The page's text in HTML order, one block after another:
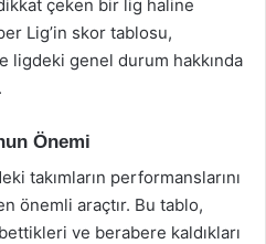
çeken bir lig haline
Lig’in skor tablosu,
ligdeki genel durum hakkında
Önemi
takımların performanslarını
önemli araçtır. Bu tablo,
ve berabere kaldıkları